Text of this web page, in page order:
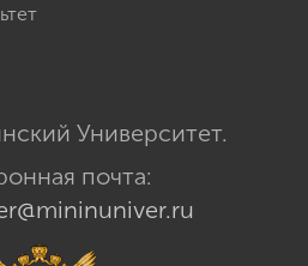
Университет.
почта: